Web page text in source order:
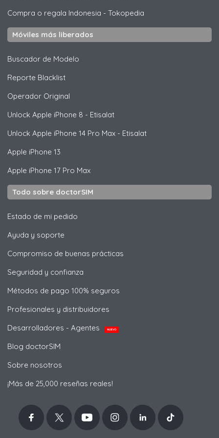
Compra o regala Indonesia - Tokopedia
Móviles más liberados
Buscador de Modelo
Reporte Blacklist
Operador Original
Unlock Apple iPhone 8 - Etisalat
Unlock Apple iPhone 14 Pro Max - Etisalat
Apple iPhone 13
Apple iPhone 17 Pro Max
Todo sobre doctorSIM
Estado de mi pedido
Ayuda y soporte
Compromiso de buenas prácticas
Seguridad y confianza
Métodos de pago 100% seguros
Profesionales y distribuidores
Desarrolladores - Agentes
NUEVO
Blog doctorSIM
Sobre nosotros
¡Más de 25,000 reseñas reales!